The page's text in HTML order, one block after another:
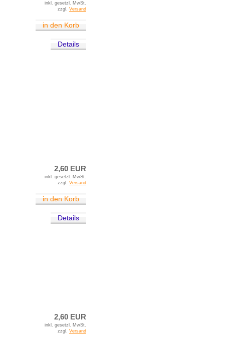
inkl. gesetzl. MwSt.
zzgl. Versand
in den Korb
Details
2,60 EUR
inkl. gesetzl. MwSt.
zzgl. Versand
in den Korb
Details
2,60 EUR
inkl. gesetzl. MwSt.
zzgl. Versand